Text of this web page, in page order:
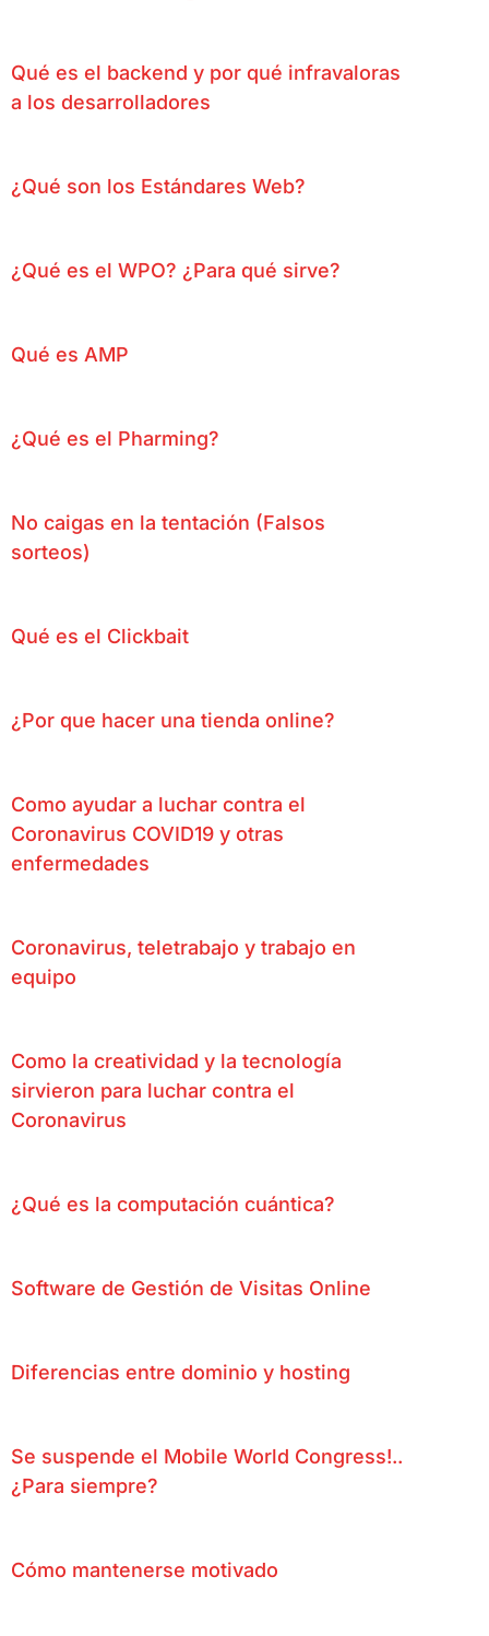
Qué es el backend y por qué infravaloras
a los desarrolladores
¿Qué son los Estándares Web?
¿Qué es el WPO? ¿Para qué sirve?
Qué es AMP
¿Qué es el Pharming?
No caigas en la tentación (Falsos
sorteos)
Qué es el Clickbait
¿Por que hacer una tienda online?
Como ayudar a luchar contra el
Coronavirus COVID19 y otras
enfermedades
Coronavirus, teletrabajo y trabajo en
equipo
Como la creatividad y la tecnología
sirvieron para luchar contra el
Coronavirus
¿Qué es la computación cuántica?
Software de Gestión de Visitas Online
Diferencias entre dominio y hosting
Se suspende el Mobile World Congress!..
¿Para siempre?
Cómo mantenerse motivado